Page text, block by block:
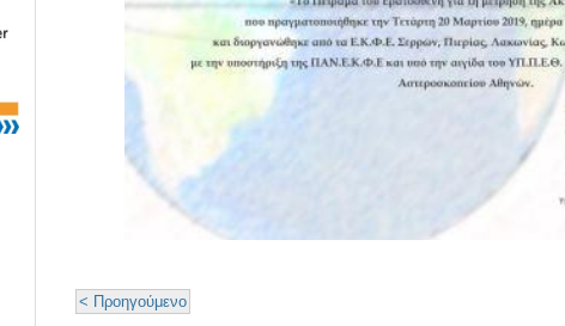
< Προηγούμενο